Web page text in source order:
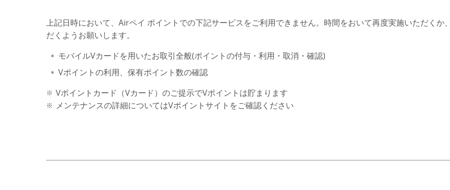
上記日時において、Airペイ ポイントでの下記サービスをご利用できません。時間をおいて再度実施いただくか
だくようお願いします。
モバイルVカードを用いたお取引全般(ポイントの付与・利用・取消・確認)
Vポイントの利用、保有ポイント数の確認
Vポイントカード（Vカード）のご提示でVポイントは貯まります
メンテナンスの詳細についてはVポイントサイトをご確認ください